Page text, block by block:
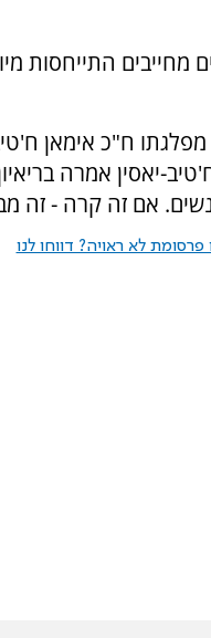
התייחסות
ח"כ אימאן
ה-7 באוקטובר. ח'טיב-
אם זה קרה - זה
לא ראויה? דווחו לנו